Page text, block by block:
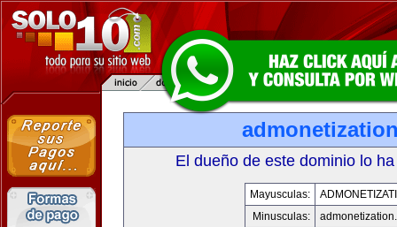
El dueño de este dominio lo
Mayusculas:
Minusculas: